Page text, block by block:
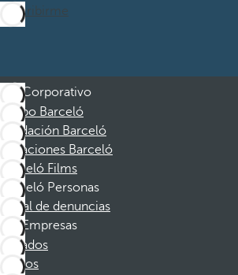
Suscribirme
Corporativo
Grupo Barceló
Fundación Barceló
Vacaciones Barceló
Barceló Films
Barceló Personas
Canal de denuncias
Empresas
Afiliados
Socios